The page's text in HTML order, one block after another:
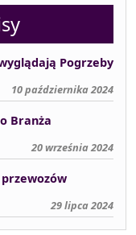
Pogrzeby
10 października 2024
Branża
20 września 2024
29 lipca 2024